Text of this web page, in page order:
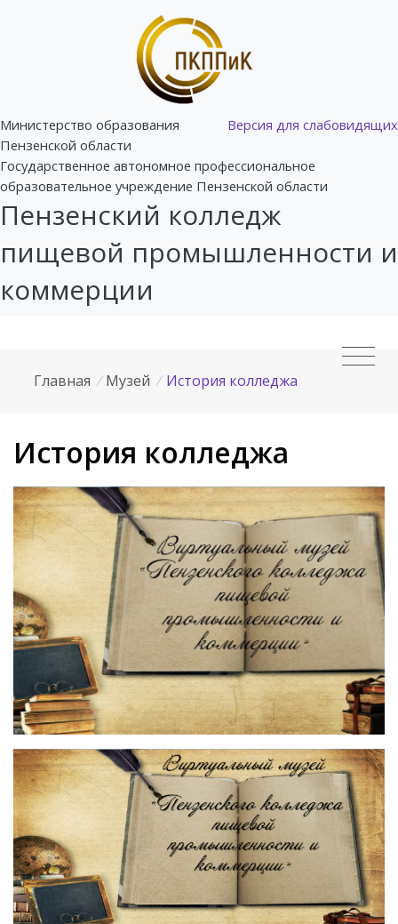
Версия для слабовидящих
Министерство образования
Пензенской области
Государственное автономное профессиональное
образовательное учреждение Пензенской области
Пензенский колледж
пищевой промышленности и
коммерции
Главная / Музей / История колледжа
История колледжа